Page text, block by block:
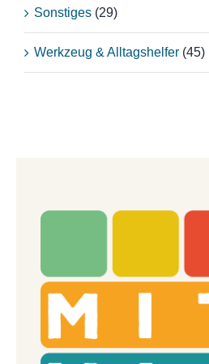
Sonstiges (29)
Werkzeug & Alltagshelfer (45)